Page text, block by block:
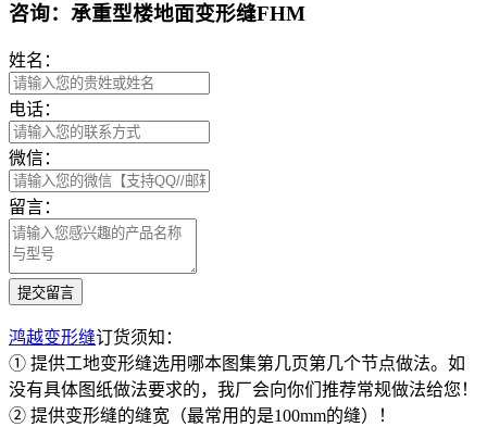
咨询：承重型楼地面变形缝FHM
姓名：
电话：
微信：
留言：
鸿越变形缝订货须知：
① 提供工地变形缝选用哪本图集第几页第几个节点做法。如
没有具体图纸做法要求的，我厂会向你们推荐常规做法给您！
② 提供变形缝的缝宽（最常用的是100mm的缝）！